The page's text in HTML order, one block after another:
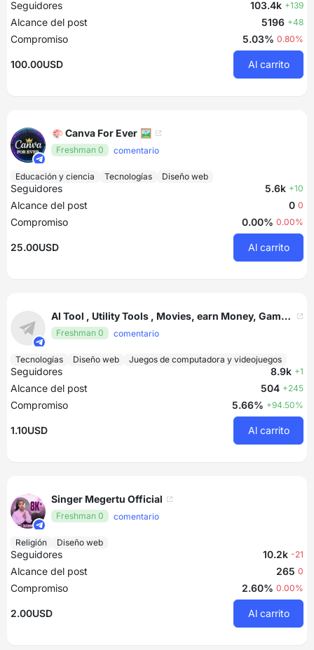
Seguidores 103.4k +139
Alcance del post 5196 +48
Compromiso 5.03% 0.80%
100.00USD Al carrito
🎨 Canva For Ever 🖼
Freshman 0 comentario
Educación y ciencia Tecnologías Diseño web
Seguidores 5.6k +10
Alcance del post 0 0
Compromiso 0.00% 0.00%
25.00USD Al carrito
AI Tool , Utility Tools , Movies, earn Money, Gaming
Freshman 0 comentario
Tecnologías Diseño web Juegos de computadora y videojuegos
Seguidores 8.9k +1
Alcance del post 504 +245
Compromiso 5.66% +94.50%
1.10USD Al carrito
Singer Megertu Official
Freshman 0 comentario
Religión Diseño web
Seguidores 10.2k -21
Alcance del post 265 0
Compromiso 2.60% 0.00%
2.00USD Al carrito